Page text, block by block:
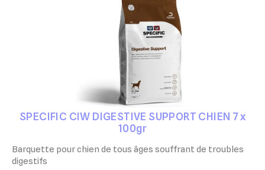
SPECIFIC CIW DIGESTIVE SUPPORT CHIEN 7 x
100gr
Barquette pour chien de tous âges souffrant de troubles
digestifs